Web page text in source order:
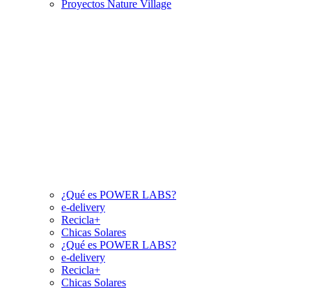
Proyectos Nature Village
¿Qué es POWER LABS?
e-delivery
Recicla+
Chicas Solares
¿Qué es POWER LABS?
e-delivery
Recicla+
Chicas Solares